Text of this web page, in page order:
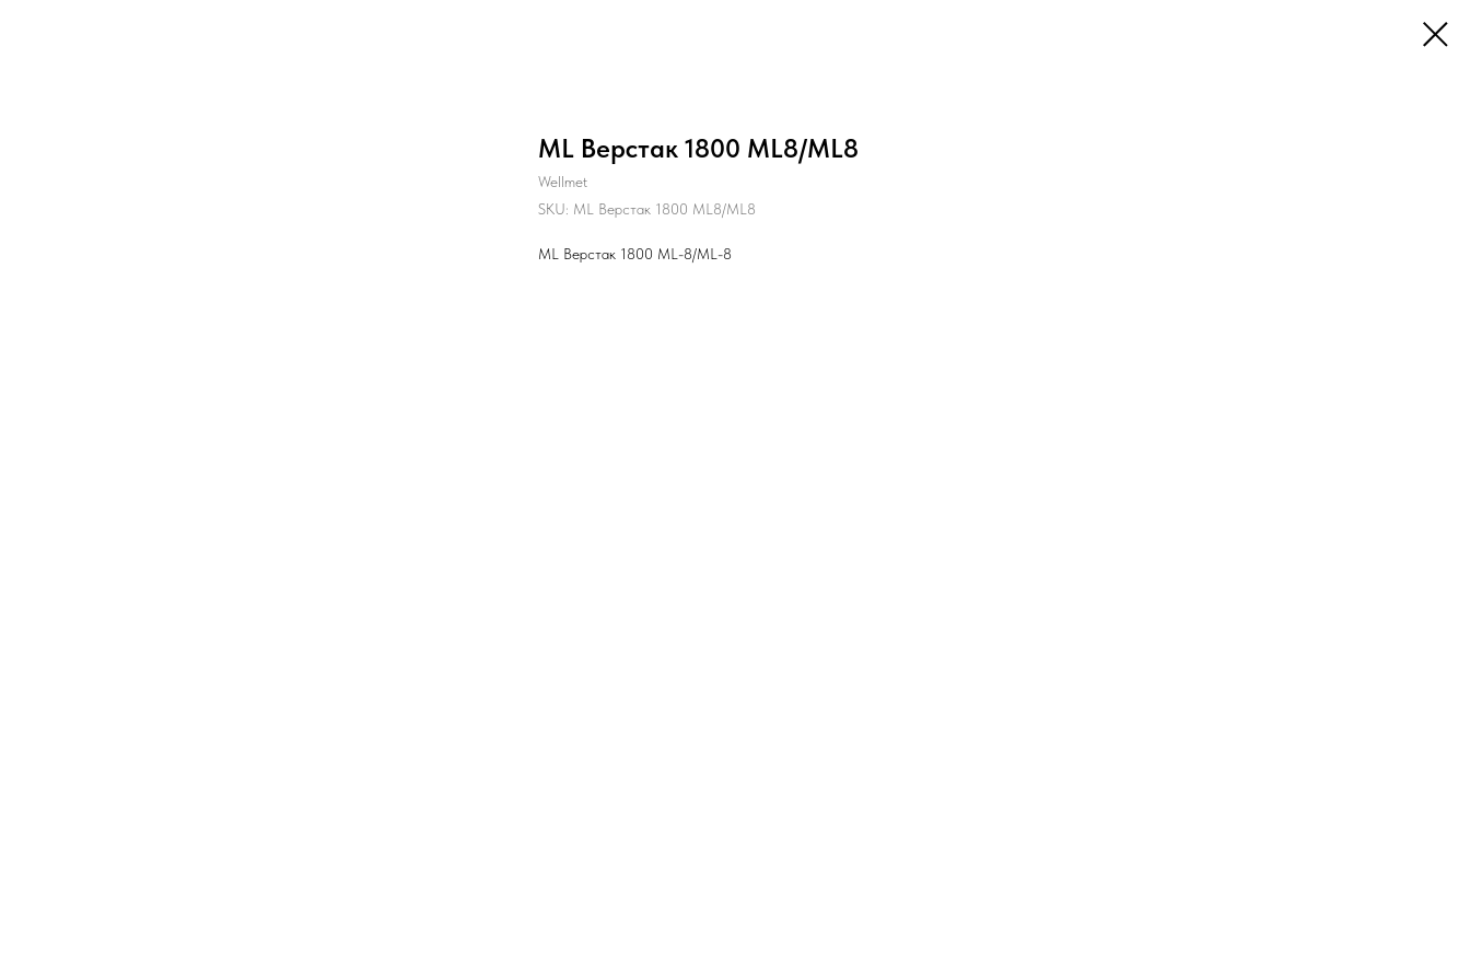
ML Верстак 1800 ML8/ML8
Wellmet
SKU: ML Верстак 1800 ML8/ML8
ML Верстак 1800 ML-8/ML-8